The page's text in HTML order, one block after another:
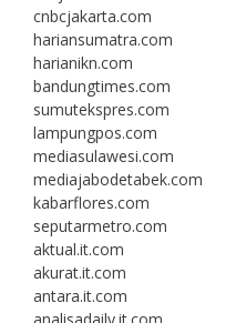
cnbcjakarta.com
hariansumatra.com
harianikn.com
bandungtimes.com
sumutekspres.com
lampungpos.com
mediasulawesi.com
mediajabodetabek.com
kabarflores.com
seputarmetro.com
aktual.it.com
akurat.it.com
antara.it.com